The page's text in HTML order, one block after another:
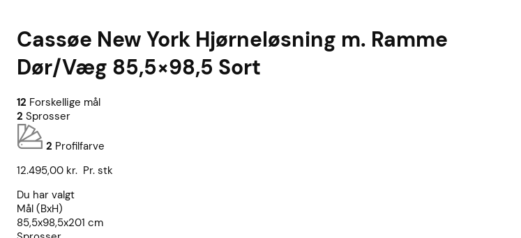
Cassøe New York Hjørneløsning m. Ramme
Dør/Væg 85,5×98,5 Sort
12 Forskellige mål
2 Sprosser
2 Profilfarve
12.495,00 kr. Pr. stk
Du har valgt
Mål (BxH)
85,5x98,5x201 cm